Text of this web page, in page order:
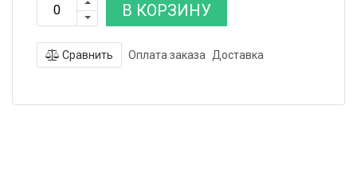
В КОРЗИНУ
Сравнить Оплата заказа Доставка